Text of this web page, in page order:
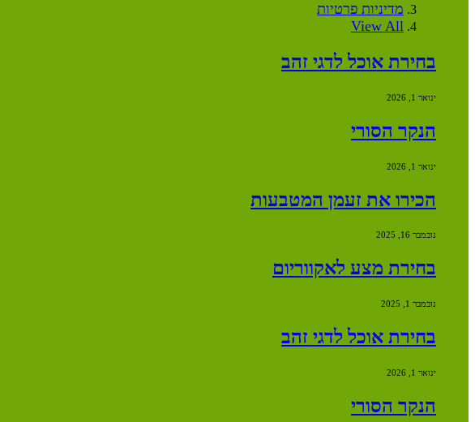
מדיניות פרטיות
View All
בחירת אוכל לדגי זהב
ינואר 1, 2026
הנקר הסורי
ינואר 1, 2026
הכירו את זעמן המטבעות
נובמבר 16, 2025
בחירת מצע לאקווריום
נובמבר 1, 2025
בחירת אוכל לדגי זהב
ינואר 1, 2026
הנקר הסורי